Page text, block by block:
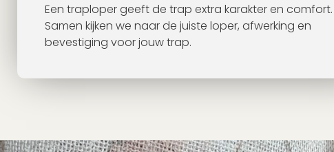
Een traploper geeft de trap extra karakter en comfort.
Samen kijken we naar de juiste loper, afwerking en
bevestiging voor jouw trap.